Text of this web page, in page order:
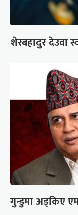
शेरबहादुर देउवा
गुन्डुमा अड्किए